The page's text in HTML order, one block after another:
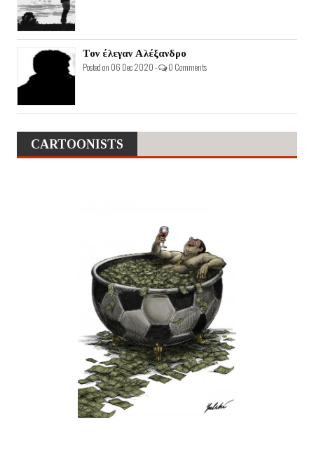
Τον έλεγαν Αλέξανδρο
Posted on 06 Dec 2020 - 0 Comments
CARTOONISTS